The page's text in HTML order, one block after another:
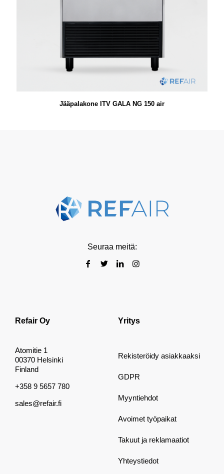
Jääpalakone ITV GALA NG 150 air
Seuraa meitä:
Refair Oy
Atomitie 1
00370 Helsinki
Finland
+358 9 5657 780
sales@refair.fi
Yritys
Rekisteröidy asiakkaaksi
GDPR
Myyntiehdot
Avoimet työpaikat
Takuut ja reklamaatiot
Yhteystiedot